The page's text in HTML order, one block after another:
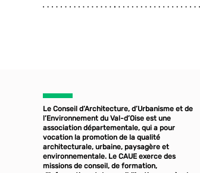
Le Conseil d’Architecture, d’Urbanisme et de
l’Environnement du Val-d’Oise est une
association départementale, qui a pour
vocation la promotion de la qualité
architecturale, urbaine, paysagère et
environnementale. Le CAUE exerce des
missions de conseil, de formation,